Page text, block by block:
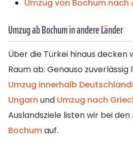
Umzug von Bochum nach
Umzug ab Bochum in andere Länder
Über die Türkei hinaus decken
Raum ab: Genauso
Umzug innerhalb
Ungarn und Umzug nach
Auslandsziele listen wir bei den
Bochumauf.